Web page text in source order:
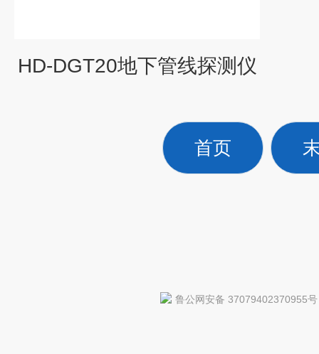
HD-DGT20地下管线探测仪
首页
鲁公网安备 37079402370955号